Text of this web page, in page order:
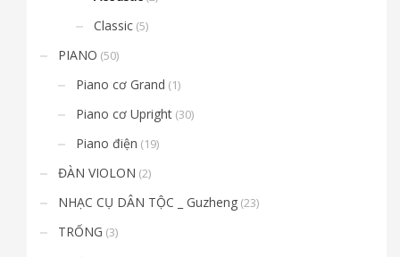
Classic (5)
PIANO (50)
Piano cơ Grand (1)
Piano cơ Upright (30)
Piano điện (19)
ĐÀN VIOLON (2)
NHẠC CỤ DÂN TỘC _ Guzheng (23)
TRỐNG (3)